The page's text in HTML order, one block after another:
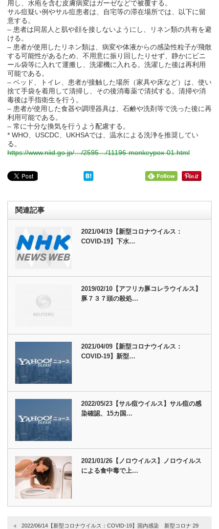
用し、水疱を含む皮膚病変はガーゼなどで被覆する。
サル痘疑い例やサル痘患者は、自宅等の滞在場所では、以下に留
意する。
– 患者は同居人と肌や顔を接しないようにし、リネン類の共有を避
ける。
– 患者が使用したリネン類は、病変や体液からの感染性粒子が飛散
する可能性があるため、不用意に振り回したりせず、静かにビニ
ール袋等に入れて運搬し、洗濯機に入れる。洗濯した後は再利用
可能である。
– ベッド、トイレ、患者が接触した場所（家具や床など）は、使い
捨て手袋を着用して清掃し、その後消毒薬で清拭する。清掃や消
毒後は手指衛生を行う。
– 患者が使用した食器や調理器具は、石鹸や洗剤等で洗った後に再
利用可能である。
– 常に十分な換気を行うよう配慮する。
* WHO、USCDC、UKHSAでは、温水による洗浄を推奨してい
る。
https://www.niid.go.jp/…/2595…/11196-monkeypox-01.html
関連記事
2021/04/19【新型コロナウイルス：
COVID-19】下水…
2019/02/10【アフリカ豚コレラウイルス】
豚７３７頭の殺処…
2021/04/09【新型コロナウイルス：
COVID-19】新型…
2022/05/23【サル痘ウイルス】サル痘の感
染確認、15カ国…
2021/01/26【ノロウイルス】ノロウイルス
による食中毒で上…
2022/06/14【新型コロナウイルス：COVID-19】国内感染 新型コロナ 29